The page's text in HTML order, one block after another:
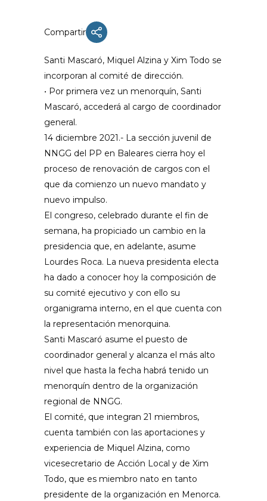
Compartir
Santi Mascaró, Miquel Alzina y Xim Todo se
incorporan al comité de dirección.
• Por primera vez un menorquín, Santi
Mascaró, accederá al cargo de coordinador
general.
14 diciembre 2021.- La sección juvenil de
NNGG del PP en Baleares cierra hoy el
proceso de renovación de cargos con el
que da comienzo un nuevo mandato y
nuevo impulso.
El congreso, celebrado durante el fin de
semana, ha propiciado un cambio en la
presidencia que, en adelante, asume
Lourdes Roca. La nueva presidenta electa
ha dado a conocer hoy la composición de
su comité ejecutivo y con ello su
organigrama interno, en el que cuenta con
la representación menorquina.
Santi Mascaró asume el puesto de
coordinador general y alcanza el más alto
nivel que hasta la fecha habrá tenido un
menorquín dentro de la organización
regional de NNGG.
El comité, que integran 21 miembros,
cuenta también con las aportaciones y
experiencia de Miquel Alzina, como
vicesecretario de Acción Local y de Xim
Todo, que es miembro nato en tanto
presidente de la organización en Menorca.